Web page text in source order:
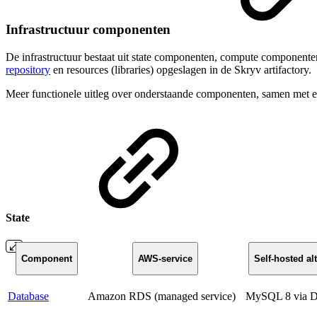
Infrastructuur componenten
De infrastructuur bestaat uit state componenten, compute
repository en resources (libraries) opgeslagen in de Skryv artifactory.
Meer functionele uitleg over onderstaande componenten, samen
State
Component AWS-service Self-hosted
Database Amazon RDS (managed service) MySQL 8 via